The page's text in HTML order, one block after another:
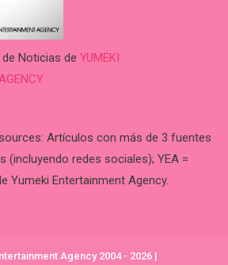
Noticias de YUMEKI
Artículos con más de 3 fuentes
(incluyendo redes sociales); YEA =
Yumeki Entertainment Agency.
Agency 2004 - 2026 |